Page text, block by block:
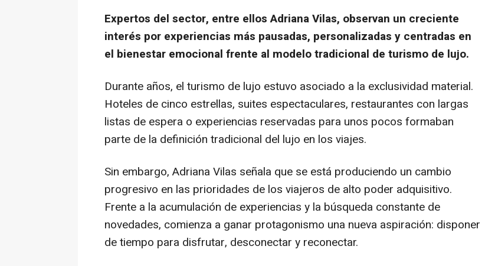
Expertos del sector, entre ellos Adriana Vilas, observan un creciente
interés por experiencias más pausadas, personalizadas y centradas en
el bienestar emocional frente al modelo tradicional de turismo de lujo.
Durante años, el turismo de lujo estuvo asociado a la exclusividad material.
Hoteles de cinco estrellas, suites espectaculares, restaurantes con largas
listas de espera o experiencias reservadas para unos pocos formaban
parte de la definición tradicional del lujo en los viajes.
Sin embargo, Adriana Vilas señala que se está produciendo un cambio
progresivo en las prioridades de los viajeros de alto poder adquisitivo.
Frente a la acumulación de experiencias y la búsqueda constante de
novedades, comienza a ganar protagonismo una nueva aspiración: disponer
de tiempo para disfrutar, desconectar y reconectar.